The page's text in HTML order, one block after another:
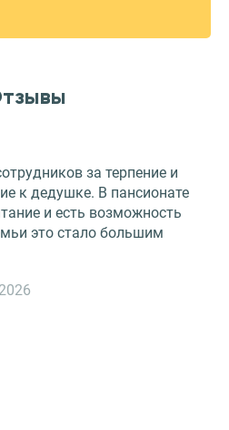
за терпение и
к дедушке. В пансионате
и есть возможность
это стало большим